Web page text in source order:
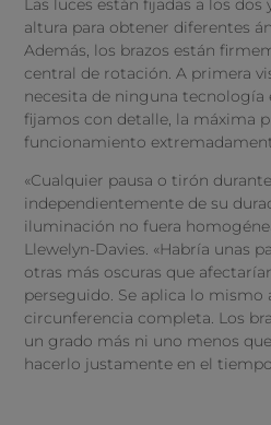
Las luces están fijadas a los dos
altura para obtener diferentes
Además, los brazos están
central de rotación. A primera
necesita de ninguna tecnología
fijamos con detalle, la máxima
funcionamiento
«Cualquier pausa o tirón
independientemente de su
iluminación no fuera
Llewelyn-Davies. «Habría unas
otras más oscuras que
perseguido. Se aplica lo mismo
circunferencia completa. Los
un grado más ni uno menos
hacerlo justamente en el